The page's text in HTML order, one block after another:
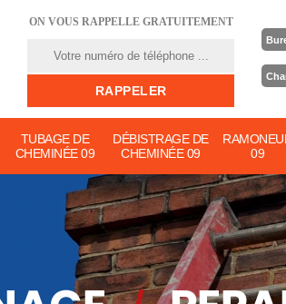
ON VOUS RAPPELLE GRATUITEMENT
TUBAGE DE
CHEMINÉE 09
DÉBISTRAGE DE
CHEMINÉE 09
09